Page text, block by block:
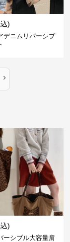
)
デニムリバーシブ
›
)
ーシブル大容量肩